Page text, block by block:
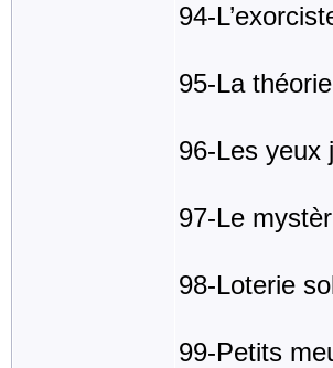
94-
95-La
96-Les yeux
97-Le
98-Loterie
99-Petits